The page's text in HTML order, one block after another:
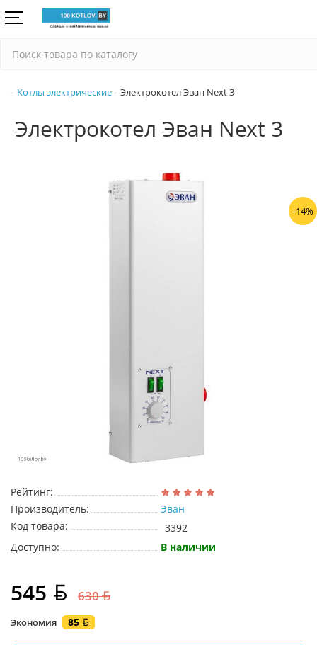
Котлы электрические Электрокотел Эван Next 3
Электрокотел Эван Next 3
-14%
Рейтинг:
Производитель:
Эван
Код товара:
3392
Доступно:
В наличии
545 630
Экономия 85